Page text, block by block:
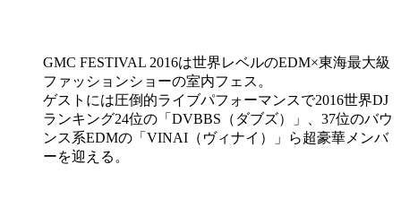
GMC FESTIVAL 2016は世界レベルのEDM×東海最大級
ファッションショーの室内フェス。
ゲストには圧倒的ライブパフォーマンスで2016世界DJ
ランキング24位の「DVBBS（ダブズ）」、37位のバウ
ンス系EDMの「VINAI（ヴィナイ）」ら超豪華メンバ
ーを迎える。